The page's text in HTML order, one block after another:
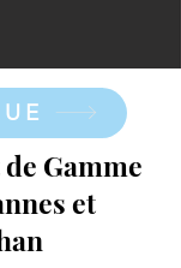
Gamme
et